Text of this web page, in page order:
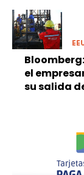
el
su salida